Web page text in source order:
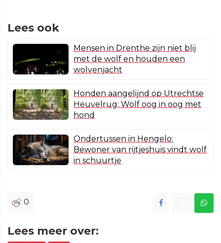
Lees ook
Mensen in Drenthe zijn niet blij
met de wolf en houden een
wolvenjacht
Honden aangelijnd op Utrechtse
Heuvelrug: Wolf oog in oog met
hond
Ondertussen in Hengelo:
Bewoner van rijtjeshuis vindt wolf
in schuurtje
0
Lees meer over: